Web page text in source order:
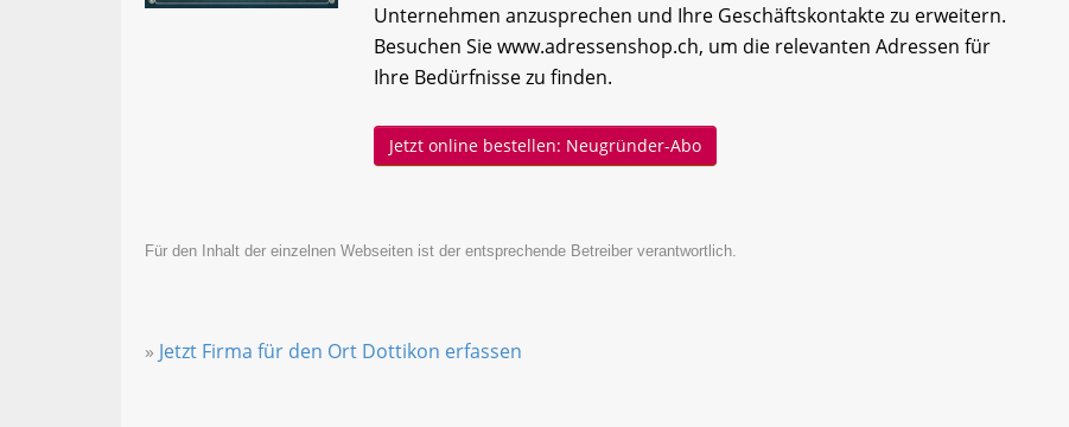
Unternehmen anzusprechen und Ihre Geschäftskontakte zu erweitern.
Besuchen Sie www.adressenshop.ch, um die relevanten Adressen für
Ihre Bedürfnisse zu finden.
Jetzt online bestellen: Neugründer-Abo
Für den Inhalt der einzelnen Webseiten ist der entsprechende Betreiber verantwortlich.
» Jetzt Firma für den Ort Dottikon erfassen